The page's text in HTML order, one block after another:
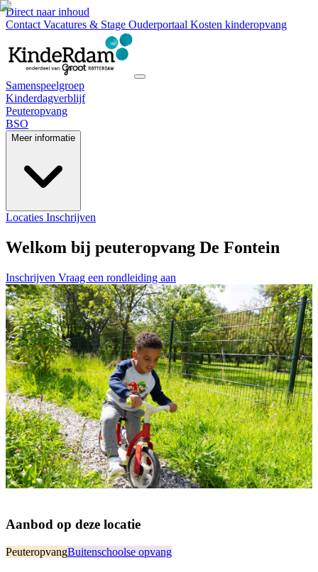
Direct naar inhoud
Contact Vacatures & Stage Ouderportaal Kosten kinderopvang
Samenspeelgroep
Kinderdagverblijf
Peuteropvang
BSO
Meer informatie
Locaties Inschrijven
Welkom bij peuteropvang De Fontein
Inschrijven Vraag een rondleiding aan
Aanbod op deze locatie
PeuteropvangBuitenschoolse opvang